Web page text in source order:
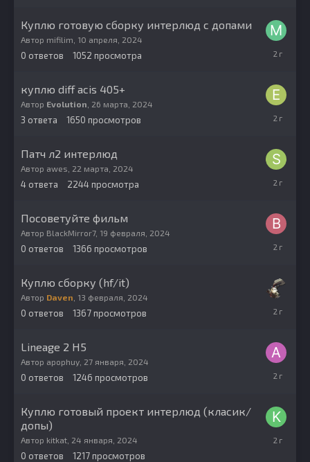
Куплю готовую сборку интерлюд с допами
Автор mifilim 10 апреля, 2024
0 ответов 1052 просмотра
апреля,
куплю diff acis 405+
Автор Evolution 26 марта, 2024
3 ответа 1650 просмотров
марта,
Патч л2 интерлюд
Автор awes 22 марта, 2024
4 ответа 2244 просмотра
марта,
Посоветуйте фильм
Автор BlackMirror7, 19 февраля, 2024
0 ответов 1366 просмотров
февраля,
Куплю сборку (hf/it)
Автор Daven 13 февраля, 2024
0 ответов 1367просмотров
февраля,
Lineage 2 H5
Автор apophuy 27 января, 2024
0 ответов 1246 просмотров
января,
Куплю готовый проект интерлюд (класик/
допы)
Автор kitkat 24 января, 2024
0 ответов 1217просмотров
января,